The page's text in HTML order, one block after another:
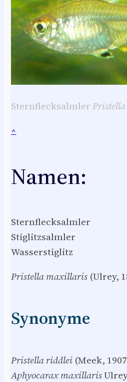
Sternflecksalmler
^
Namen:
Sternflecksalmler
Stiglitzsalmler
Wasserstiglitz
Pristella maxillaris (Ulrey,
Synonyme
Pristella riddlei (Meek,
Aphyocarax maxillaris